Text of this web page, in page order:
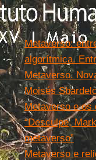
Metaverso:
algorítmica.
Metaverso.
Moisés
Metaverso e os
“Desculpe,
metaverso”
Metaverso e